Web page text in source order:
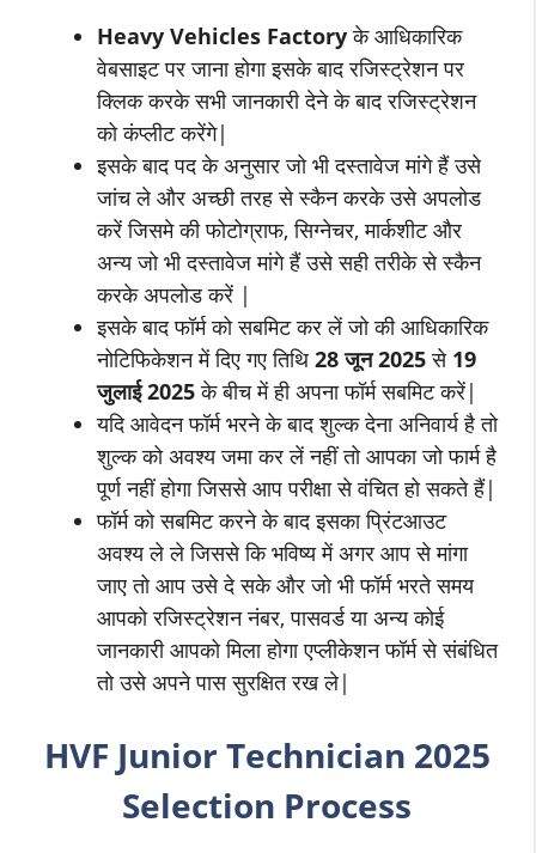
Heavy Vehicles Factoryके आधिकारिक
वेबसाइट पर जाना होगा इसके बाद रजिस्ट्रेशन पर
क्लिक करके सभी जानकारी देने के बाद रजिस्ट्रेशन
को कंप्लीट करेंगे|
इसके बाद पद के अनुसार जो भी दस्तावेज मांगे हैं उसे
जांच ले और अच्छी तरह से स्कैन करके उसे अपलोड
करें जिसमे की फोटोग्राफ, सिग्नेचर, मार्कशीट और
अन्य जो भी दस्तावेज मांगे हैं उसे सही तरीके से स्कैन
करके अपलोड करें |
इसके बाद फॉर्म को सबमिट कर लें जो की आधिकारिक
नोटिफिकेशन में दिए गए तिथि 28जून2025से19
जुलाई2025के बीच में ही अपना फॉर्म सबमिट करें|
यदि आवेदन फॉर्म भरने के बाद शुल्क देना अनिवार्य है तो
शुल्क को अवश्य जमा कर लें नहीं तो आपका जो फार्म है
पूर्ण नहीं होगा जिससे आप परीक्षा से वंचित हो सकते हैं|
फॉर्म को सबमिट करने के बाद इसका प्रिंटआउट
अवश्य ले ले जिससे कि भविष्य में अगर आप से मांगा
जाए तो आप उसे दे सके और जो भी फॉर्म भरते समय
आपको रजिस्ट्रेशन नंबर, पासवर्ड या अन्य कोई
जानकारी आपको मिला होगा एप्लीकेशन फॉर्म से संबंधित
तो उसे अपने पास सुरक्षित रख ले|
HVF Junior Technician 2025
Selection Process